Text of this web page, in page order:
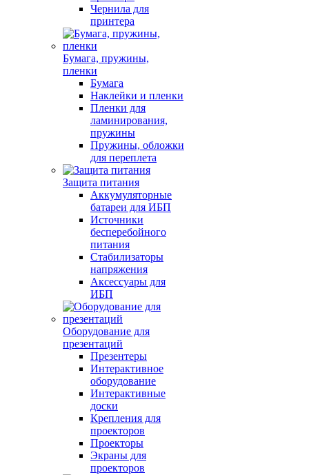
Чернила для
принтера
Бумага, пружины,
пленки
Бумага
Наклейки и пленки
Пленки для
ламинирования,
пружины
Пружины, обложки
для переплета
Защита питания
Аккумуляторные
батареи для ИБП
Источники
бесперебойного
питания
Стабилизаторы
напряжения
Аксессуары для
ИБП
Оборудование для
презентаций
Презентеры
Интерактивное
оборудование
Интерактивные
доски
Крепления для
проекторов
Проекторы
Экраны для
проекторов